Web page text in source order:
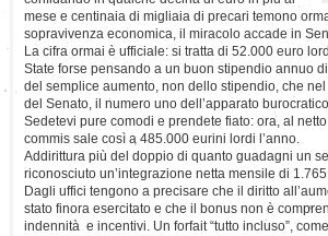
mese e centinaia di migliaia di precari temono
sopravivenza economica, il miracolo accade in
La cifra ormai è ufficiale: si tratta di 52.000 euro
State forse pensando a un buon stipendio annuo
del semplice aumento, non dello stipendio, che
del Senato, il numero uno dell’apparato
Sedetevi pure comodi e prendete fiato: ora, al
commis sale così a 485.000 eurini lordi l’anno.
Addirittura più del doppio di quanto guadagni un
riconosciuto un’integrazione netta mensile di
Dagli uffici tengono a precisare che il diritto
stato finora esercitato e che il bonus non è
indennità e incentivi. Un forfait “tutto incluso”,